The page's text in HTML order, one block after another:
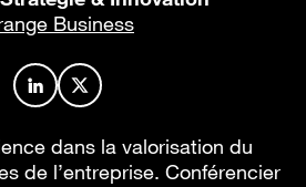
Business
Profil de l’auteur sur LinkedIn
Profil de l’auteur sur X
dans la valorisation du
de l’entreprise. Conférencier